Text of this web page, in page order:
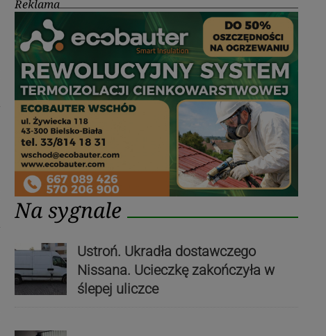
Reklama
Na sygnale
Ustroń. Ukradła dostawczego
Nissana. Ucieczkę zakończyła w
ślepej uliczce